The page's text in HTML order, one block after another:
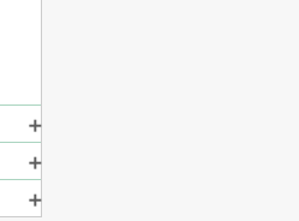


